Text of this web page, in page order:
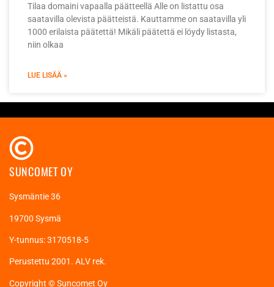
Tilaa domaini vapaalla päätteellä Alle on listattu osa
saatavilla olevista päätteistä. Kauttamme on saatavilla yli
1000 erilaista päätettä! Mikäli päätettä ei löydy listasta,
niin olkaa
LUE LISÄÄ »
SUNCOMET OY
Sysmäntie 36
19700 Sysmä
Y-tunnus: 3170518-5
Perustettu 2001. ALV rek.
Copyright © Suncomet Oy